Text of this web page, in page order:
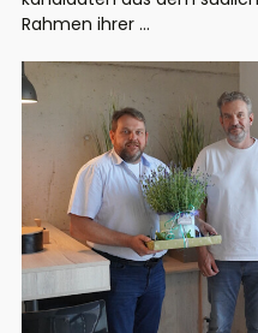
Rahmen ihrer ...